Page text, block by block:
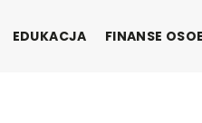
EDUKACJA FINANSE